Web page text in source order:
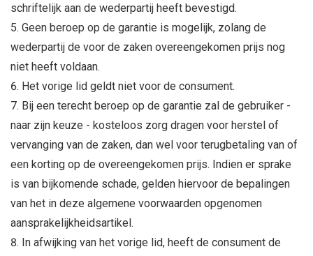
schriftelijk aan de wederpartij heeft bevestigd.
Geen beroep op de garantie is mogelijk, zolang de
wederpartij de voor de zaken overeengekomen prijs nog
niet heeft voldaan.
Het vorige lid geldt niet voor de consument.
Bij een terecht beroep op de garantie zal de gebruiker -
naar zijn keuze - kosteloos zorg dragen voor herstel of
vervanging van de zaken, dan wel voor terugbetaling van of
een korting op de overeengekomen prijs. Indien er sprake
is van bijkomende schade, gelden hiervoor de bepalingen
van het in deze algemene voorwaarden opgenomen
aansprakelijkheidsartikel.
In afwijking van het vorige lid, heeft de consument de